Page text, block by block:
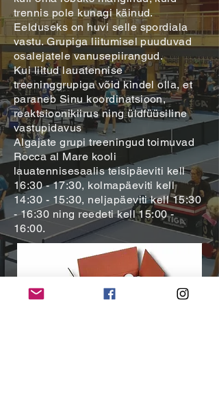
trennis pole kunagi käinud.
Eelduseks on huvi selle spordiala
vastu. Grupiga liitumisel puuduvad
osalejatele vanusepiirangud.
Kui liitud lauatennise
treeninggrupiga võid kindel olla, et
paraneb Sinu koordinatsioon,
reaktsioonikiirus ning üldfüüsiline
vastupidavus
Algajate grupi treeningud toimuvad
Rocca al Mare kooli
lauatennisesaalis teisipäeviti kell
16:30 - 17:30, kolmapäeviti kell
14:30 - 15:30, neljapäeviti kell 15:30
- 16:30 ning reedeti kell 15:00 -
16:00.